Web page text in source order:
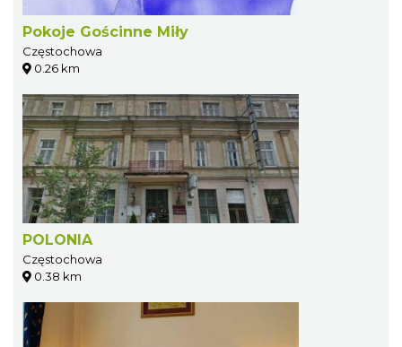
Pokoje Gościnne Miły
Częstochowa
0.26 km
POLONIA
Częstochowa
0.38 km